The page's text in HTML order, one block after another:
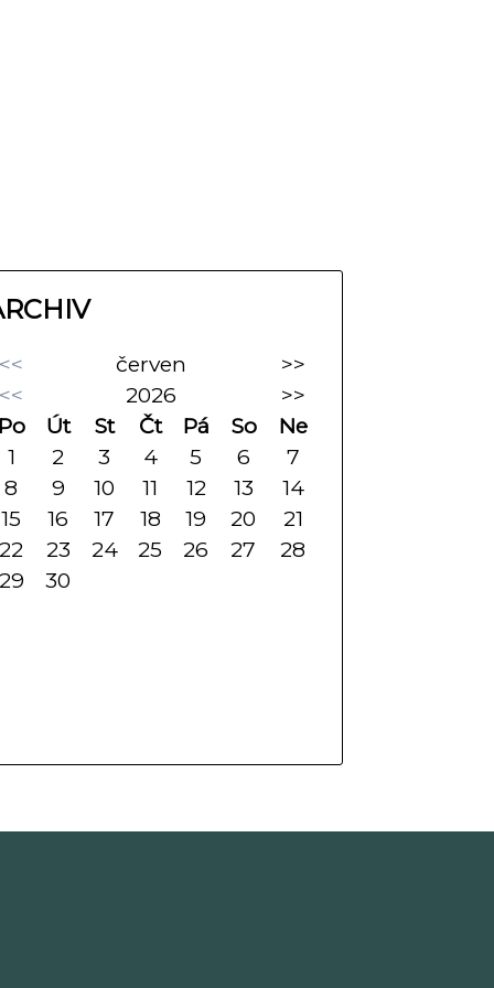
<< červen
>>
<<
2026
>>
Po
Út St Čt Pá So
Ne
1
2 3 4 5 6
7
8
9 10 11 12 13
14
15
16 17 18 19 20
21
22
23 24 25 26 27
28
29
30